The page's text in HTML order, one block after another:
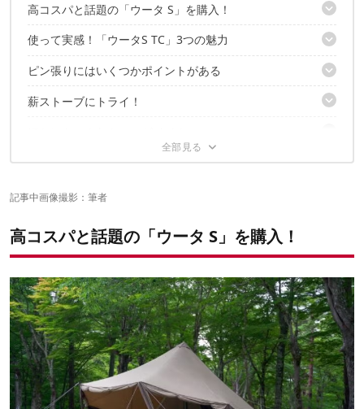
高コスパと話題の「ウータ S」を購入！
構造が複雑…玄人向きなの？
使って実感！「ウータS TC」3つの魅力
1.｜ゆったりソロに超絶マッチ
2｜中で守られつつ自然を謳歌
3｜特徴的なバックパネルが便利
ピン張りにはいくつかポイントがある
1｜ペグ20数本＋ハンマーは自前で
3｜スタンディングテープが肝…
4｜センターポール立ち上げは簡単
薪ストーブにトライ！
ソロなら薪ストーブ有りでも広い
この辺は正直気になる…
前屈姿勢の出入りで腰が…（涙
背部のメッシュはきっちり巻こう
コツさえ掴めば 、唯一無二の相棒に！
✔️こちらの記事もおすすめ
記事中画像撮影：筆者
高コスパと話題の「ウータ S」を購入！